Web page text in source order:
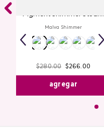
Pigment Shimmer Studio
Look
Malva Shimmer
$280.00 $266.00
agregar